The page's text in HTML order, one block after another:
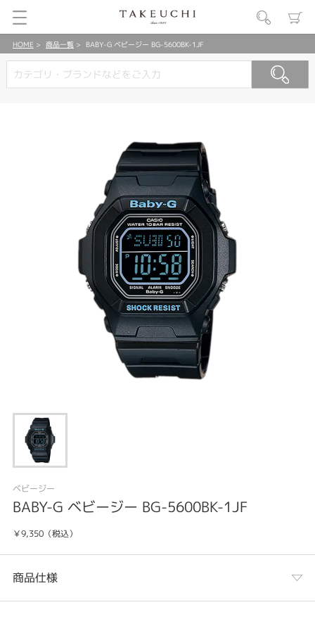
HOME 商品一覧 BABY-G ベビージー BG-5600BK-1JF
ベビージー
BABY-G ベビージー BG-5600BK-1JF
￥9,350（税込）
商品仕様